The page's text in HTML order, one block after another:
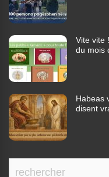
Vite vite
du mois
Habeas
disent